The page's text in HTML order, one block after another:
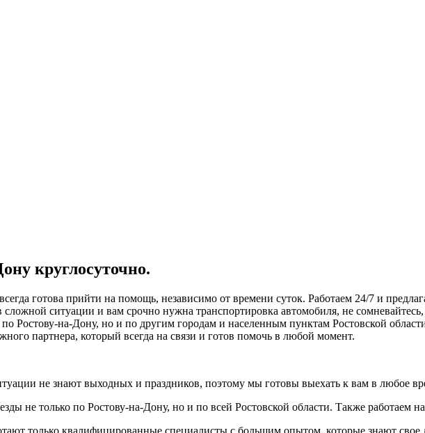
круглосуточно.
готова прийти на помощь, независимо от времени суток. Работаем 24/7 и
сложной ситуации и вам срочно нужна транспортировка автомобиля, не
Ростову-на-Дону, но и по другим городам и населенным пунктам Ростовской
партнера, который всегда на связи и готов помочь в любой момент.
не знают выходных и праздников, поэтому мы готовы выехать к вам в любое
не только по Ростову-на-Дону, но и по всей Ростовской области. Также работаем